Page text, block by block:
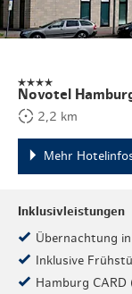
Novotel
2,2 km
Mehr
Inklusivleistungen
Übernachtung
Inklusive
Hamburg